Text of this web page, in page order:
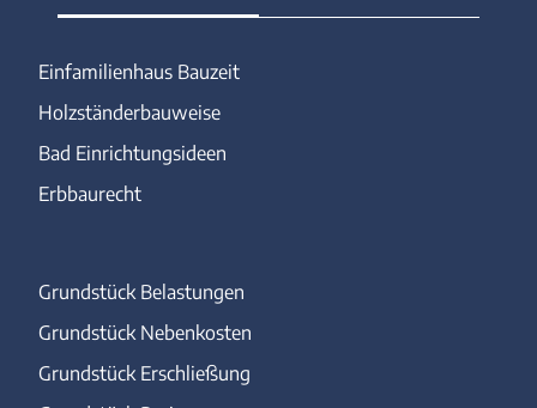
Einfamilienhaus Bauzeit
Holzständerbauweise
Bad Einrichtungsideen
Erbbaurecht
Grundstück Belastungen
Grundstück Nebenkosten
Grundstück Erschließung